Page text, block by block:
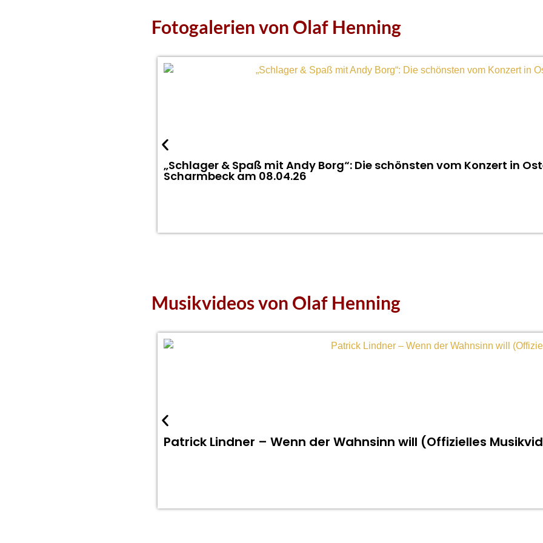
Fotogalerien von Olaf Henning
„Schlager & Spaß mit Andy Borg“: Die schönsten vom Konzert in
Scharmbeck am 08.04.26
Musikvideos von Olaf Henning
Patrick Lindner – Wenn der Wahnsinn will (Offizielles